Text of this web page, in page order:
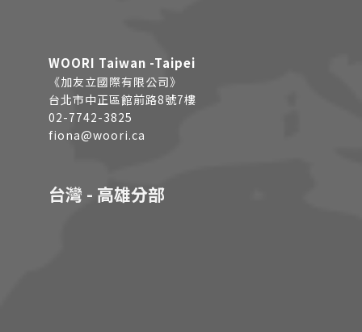
WOORI Taiwan -Taipei
《加友立國際有限公司》
台北市中正區館前路8號7樓
02-7742-3825
fiona@woori.ca
台灣 - 高雄分部